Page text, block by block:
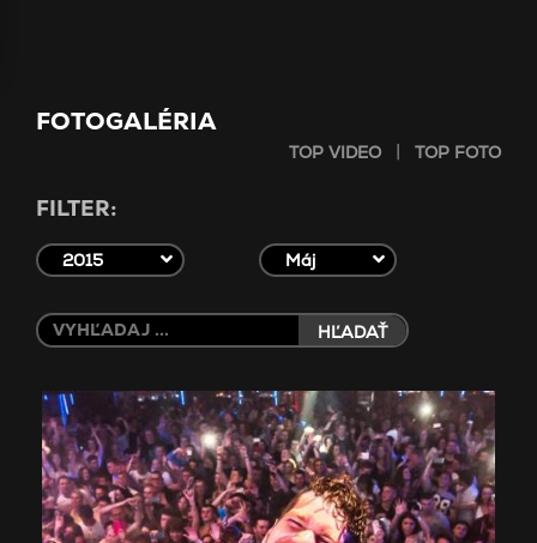
FOTOGALÉRIA
TOP VIDEO | TOP FOTO
FILTER:
2015 Máj
HĽADAŤ